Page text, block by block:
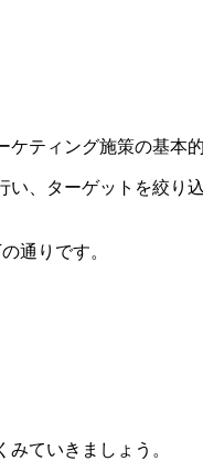
ティング施策の基本
い、ターゲットを絞り
通りです。
ていきましょう。